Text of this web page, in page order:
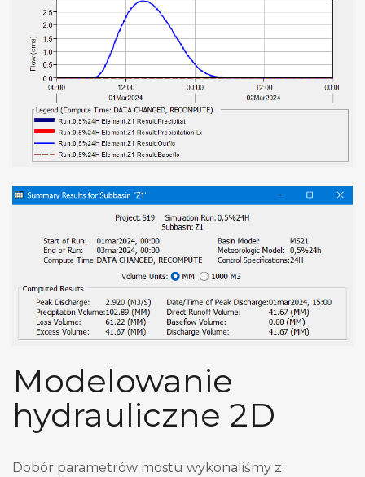
Modelowanie
hydrauliczne 2D
Dobór parametrów mostu wykonaliśmy z